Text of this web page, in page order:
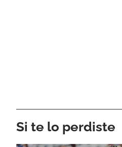
Si te lo perdiste